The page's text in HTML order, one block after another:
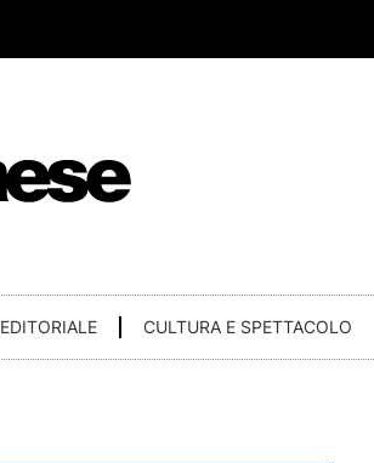
EDITORIALE CULTURA E SPETTACOLO